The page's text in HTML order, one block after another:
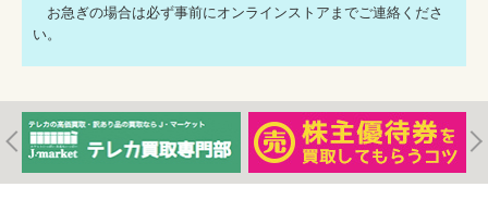
お急ぎの場合は必ず事前にオンラインストアまでご連絡くださ
い。